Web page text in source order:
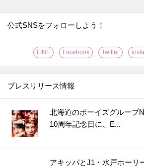
公式SNSをフォローしよう！
LINE Facebook Twitter
プレスリリース情報
北海道のボーイズグループ
10周年記念日に、E...
アキッパとJ1・水戸ホーリ